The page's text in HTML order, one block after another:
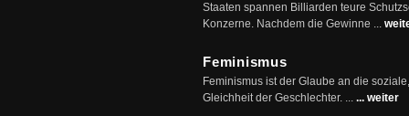
Staaten spannen Billiarden teure
Konzerne. Nachdem die Gewinne ...
Feminismus
Feminismus ist der Glaube an die
Gleichheit der Geschlechter. ... ... weiter